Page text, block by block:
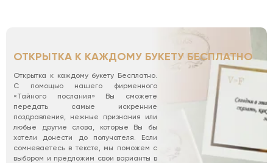
ОТКРЫТКА К КАЖДОМУ БУКЕТУ БЕСПЛАТНО
Открытка к каждому букету Бесплатно.
С помощью нашего фирменного
«Тайного послания» Вы сможете
передать самые искренние
поздравления, нежные признания или
любые другие слова, которые Вы бы
хотели донести до получателя. Если
сомневаетесь в тексте, мы поможем с
выбором и предложим свои варианты в